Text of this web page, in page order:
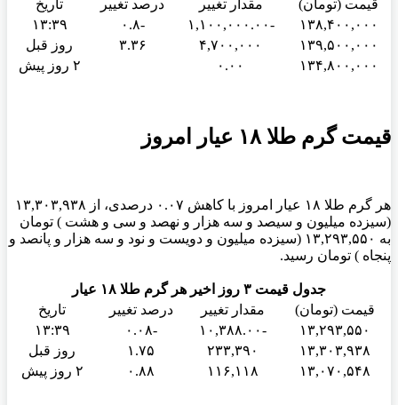
قیمت (تومان)
مقدار تغییر درصد تغییر
تاریخ
۱۳۸,۴۰۰,۰۰۰
-۱,۱۰۰,۰۰۰.۰۰ -۰.۸
۱۳:۳۹
۱۳۹,۵۰۰,۰۰۰
۴,۷۰۰,۰۰۰ ۳.۳۶
روز قبل
۱۳۴,۸۰۰,۰۰۰
۰.۰۰ ۲ روز پیش
قیمت گرم طلا ۱۸ عیار امروز
هر گرم طلا ۱۸ عیار امروز با کاهش ۰.۰۷ درصدی، از ۱۳,۳۰۳,۹۳۸
(سیزده میلیون و سیصد و سه هزار و نهصد و سی و هشت ) تومان
به ۱۳,۲۹۳,۵۵۰ (سیزده میلیون و دویست و نود و سه هزار و پانصد و
پنجاه ) تومان رسید.
جدول قیمت ۳ روز اخیر هر گرم طلا ۱۸ عیار
قیمت (تومان)
مقدار تغییر درصد تغییر
تاریخ
۱۳,۲۹۳,۵۵۰
-۱۰,۳۸۸.۰۰ -۰.۰۸
۱۳:۳۹
۱۳,۳۰۳,۹۳۸
۲۳۳,۳۹۰ ۱.۷۵
روز قبل
۱۳,۰۷۰,۵۴۸
۱۱۶,۱۱۸ ۰.۸۸ ۲ روز پیش